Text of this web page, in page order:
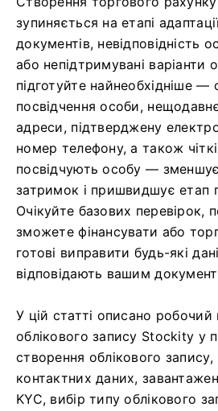
зупиняється на етапі
документів, невідповідність
або непідтримувані варіанти
підготуйте найнеобхідніше —
посвідчення особи,
адреси, підтверджену
номер телефону, а також
посвідчують особу — зменшує
затримок і пришвидшує етап
Очікуйте базових перевірок,
зможете фінансувати або
готові виправити будь-які
відповідають вашим
У цій статті описано робочий
облікового запису Stockity у
створення облікового
контактних даних,
KYC, вибір типу облікового